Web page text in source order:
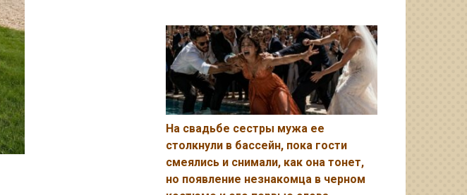
На свадьбе сестры мужа ее
столкнули в бассейн, пока гости
смеялись и снимали, как она тонет,
но появление незнакомца в черном